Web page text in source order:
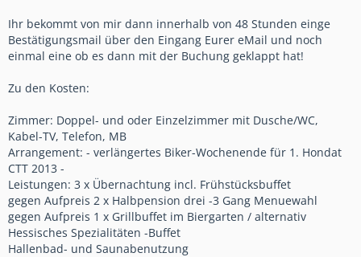
Ihr bekommt von mir dann innerhalb von 48 Stunden einge
Bestätigungsmail über den Eingang Eurer eMail und noch
einmal eine ob es dann mit der Buchung geklappt hat!
Zu den Kosten:
Zimmer: Doppel- und oder Einzelzimmer mit Dusche/WC,
Kabel-TV, Telefon, MB
Arrangement: - verlängertes Biker-Wochenende für 1. Hondat
CTT 2013 -
Leistungen: 3 x Übernachtung incl. Frühstücksbuffet
gegen Aufpreis 2 x Halbpension drei -3 Gang Menuewahl
gegen Aufpreis 1 x Grillbuffet im Biergarten / alternativ
Hessisches Spezialitäten -Buffet
Hallenbad- und Saunabenutzung